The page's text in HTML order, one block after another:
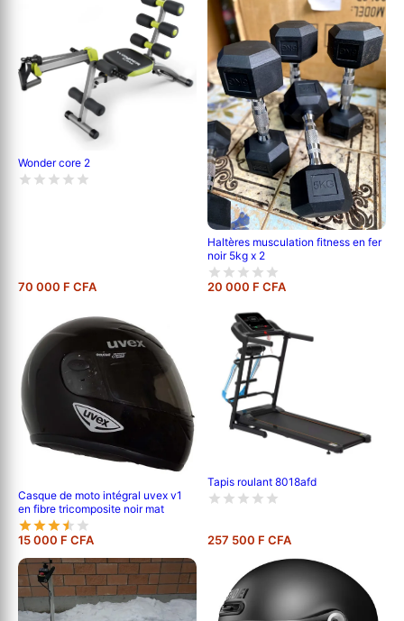
Wonder core 2
70 000 F CFA
Haltères musculation fitness en fer
noir 5kg x 2
20 000 F CFA
Casque de moto intégral uvex v1
en fibre tricomposite noir mat
15 000 F CFA
Tapis roulant 8018afd
257 500 F CFA